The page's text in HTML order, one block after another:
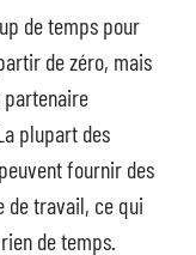
de temps pour
de zéro, mais
partenaire
plupart des
fournir des
de travail, ce qui
de temps.